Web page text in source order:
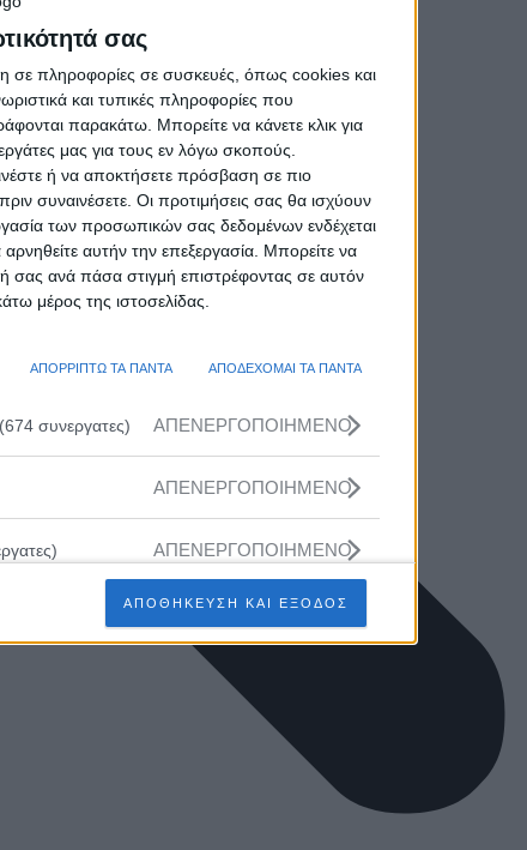
σας
σε πληροφορίες σε συσκευές, όπως cookies και
και τυπικές πληροφορίες που
παρακάτω. Μπορείτε να κάνετε κλικ για
μας για τους εν λόγω σκοπούς.
ή να αποκτήσετε πρόσβαση σε πιο
συναινέσετε. Οι προτιμήσεις σας θα ισχύουν
των προσωπικών σας δεδομένων ενδέχεται
αυτήν την επεξεργασία. Μπορείτε να
σας ανά πάσα στιγμή επιστρέφοντας σε αυτόν
μέρος της ιστοσελίδας.
ΑΠΟΡΡΙΠΤΩ ΤΑ ΠΑΝΤΑ ΑΠΟΔΕΧΟΜΑΙ ΤΑ ΠΑΝΤΑ
συνεργατες) ΑΠΕΝΕΡΓΟΠΟΙΗΜΕΝΟ
ΑΠΕΝΕΡΓΟΠΟΙΗΜΕΝΟ
ΑΠΕΝΕΡΓΟΠΟΙΗΜΕΝΟ
ΑΠΕΝΕΡΓΟΠΟΙΗΜΕΝΟ
ΑΠΕΝΕΡΓΟΠΟΙΗΜΕΝΟ
ΑΠΕΝΕΡΓΟΠΟΙΗΜΕΝΟ
ΑΠΕΝΕΡΓΟΠΟΙΗΜΕΝΟ
ΑΠΟΘΗΚΕΥΣΗ ΚΑΙ ΕΞΟΔΟΣ